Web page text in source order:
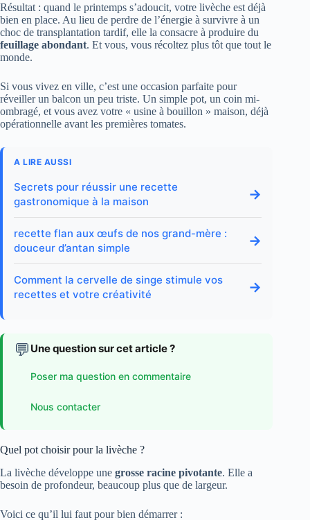
Résultat : quand le printemps s’adoucit, votre livèche est déjà
bien en place. Au lieu de perdre de l’énergie à survivre à un
choc de transplantation tardif, elle la consacre à produire du
feuillage abondant. Et vous, vous récoltez plus tôt que tout le
monde.
Si vous vivez en ville, c’est une occasion parfaite pour
réveiller un balcon un peu triste. Un simple pot, un coin mi-
ombragé, et vous avez votre « usine à bouillon » maison, déjà
opérationnelle avant les premières tomates.
A LIRE AUSSI
Secrets pour réussir une recette
gastronomique à la maison
→
recette flan aux œufs de nos grand-mère :
douceur d’antan simple
→
Comment la cervelle de singe stimule vos
recettes et votre créativité
→
💬 Une question sur cet article ?
Poser ma question en commentaire
Nous contacter
Quel pot choisir pour la livèche ?
La livèche développe une grosse racine pivotante. Elle a
besoin de profondeur, beaucoup plus que de largeur.
Voici ce qu’il lui faut pour bien démarrer :